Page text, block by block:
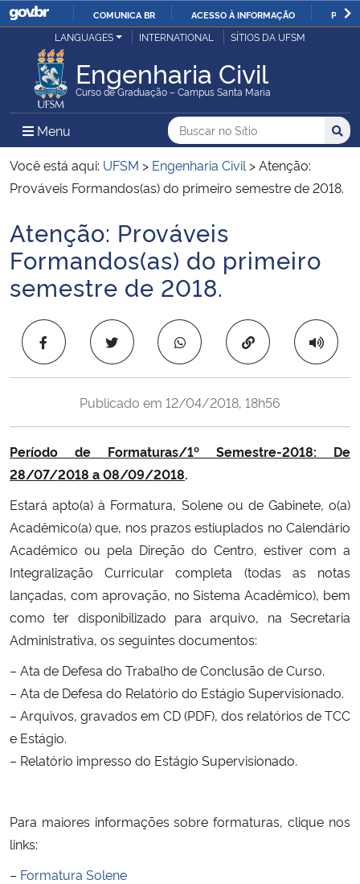
IR
O
COMUNICA BR ACESSO À INFORMAÇÃO
Ministério da Justiça e Segurança Pública
Ministério da Defesa
Ministério das Relações Exteriores
Ministério da Infraestrutura
Ministério da Agricultura, Pecuária e Abastecimento
Ministério da Educação
Ministério de Minas e Energia
Ministério da Ciência, Tecnologia, Inovações e Comunicações
Ministério do Meio Ambiente
Ministério do Desenvolvimento Regional
Controladoria-Geral da União
Ministério da Mulher, da Família e dos Direitos Humanos
Secretaria-Geral
Gabinete de Segurança Institucional
LANGUAGES INTERNATIONAL SÍTIOS DA UFSM
Engenharia Civil
Curso de Graduação – Campus Santa Maria
Menu Menu Principal do Sítio
Busca
Buscar no no Sítio
Busca:
Você está aqui: UFSM > Engenharia Civil >Atenção:
Prováveis Formandos(as) do primeiro semestre de 2018.
Início do conteúdo
Atenção: Prováveis
Formandos(as) do primeiro
semestre de 2018.
Copiar para área
Publicado em 12/04/2018, 18h56
Período de Formaturas/1º Semestre-2018: De
28/07/2018 a 08/09/2018.
Estará apto(a) à Formatura, Solene ou de Gabinete, o(a)
Acadêmico(a) que, nos prazos estiuplados no Calendário
Acadêmico ou pela Direção do Centro, estiver com a
Integralização Curricular completa (todas as notas
lançadas, com aprovação, no Sistema Acadêmico), bem
como ter disponibilizado para arquivo, na Secretaria
Administrativa, os seguintes documentos:
– Ata de Defesa do Trabalho de Conclusão de Curso.
– Ata de Defesa do Relatório do Estágio Supervisionado.
– Arquivos, gravados em CD (PDF), dos relatórios de TCC
e Estágio.
– Relatório impresso do Estágio Supervisionado.
Para maiores informações sobre formaturas, clique nos
links:
– Formatura Solene